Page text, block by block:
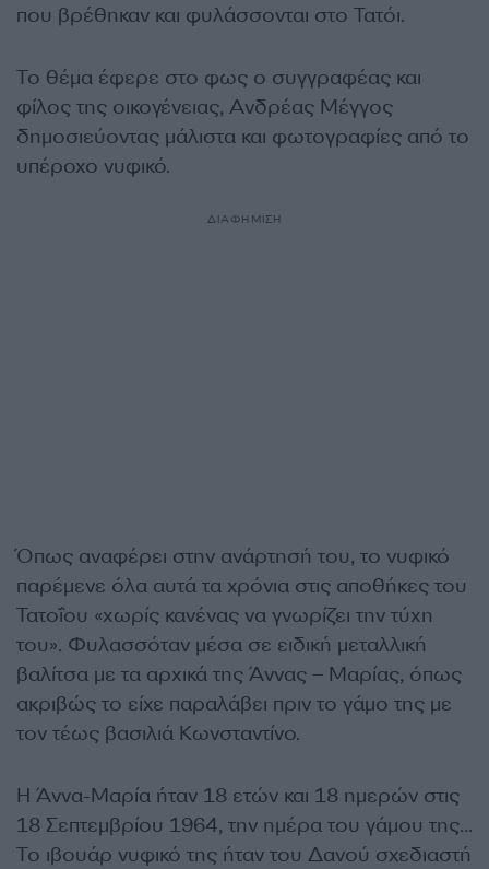
που βρέθηκαν και φυλάσσονται στο Τατόι.
Το θέμα έφερε στο φως ο συγγραφέας και
φίλος της οικογένειας, Ανδρέας Μέγγος
δημοσιεύοντας μάλιστα και φωτογραφίες από το
υπέροχο νυφικό.
ΔΙΑΦΗΜΙΣΗ
Όπως αναφέρει στην ανάρτησή του, το νυφικό
παρέμενε όλα αυτά τα χρόνια στις αποθήκες του
Τατοΐου «χωρίς κανένας να γνωρίζει την τύχη
του». Φυλασσόταν μέσα σε ειδική μεταλλική
βαλίτσα με τα αρχικά της Άννας – Μαρίας, όπως
ακριβώς το είχε παραλάβει πριν το γάμο της με
τον τέως βασιλιά Κωνσταντίνο.
Η Άννα-Μαρία ήταν 18 ετών και 18 ημερών στις
18 Σεπτεμβρίου 1964, την ημέρα του γάμου της…
Το ιβουάρ νυφικό της ήταν του Δανού σχεδιαστή